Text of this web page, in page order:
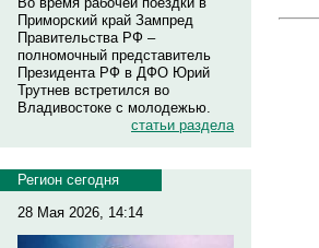
Приморский край Зампред
Правительства РФ –
полномочный представитель
Президента РФ в ДФО Юрий
Трутнев встретился во
Владивостоке с молодежью.
статьи раздела
Регион сегодня
28 Мая 2026, 14:14